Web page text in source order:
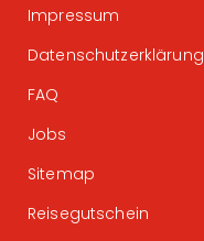
Impressum
Datenschutzerklärung
FAQ
Jobs
Sitemap
Reisegutschein